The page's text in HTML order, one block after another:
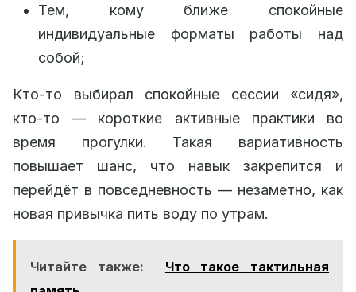
Тем, кому ближе спокойные
индивидуальные форматы работы над
собой;
Кто-то выбирал спокойные сессии «сидя»,
кто-то — короткие активные практики во
время прогулки. Такая вариативность
повышает шанс, что навык закрепится и
перейдёт в повседневность — незаметно, как
новая привычка пить воду по утрам.
Читайте также:
Что такое тактильная